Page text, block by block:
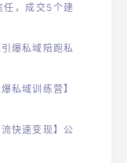
任，成交5个建
爆私域陪跑私
私域训练营】
快速变现】公